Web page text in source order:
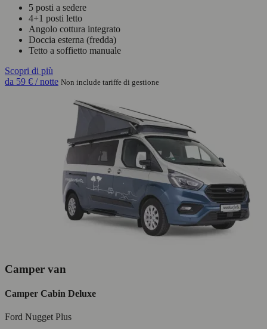
5 posti a sedere
4+1 posti letto
Angolo cottura integrato
Doccia esterna (fredda)
Tetto a soffietto manuale
Scopri di più
da 59 € / notte Non include tariffe di gestione
Camper van
Camper Cabin Deluxe
Ford Nugget Plus